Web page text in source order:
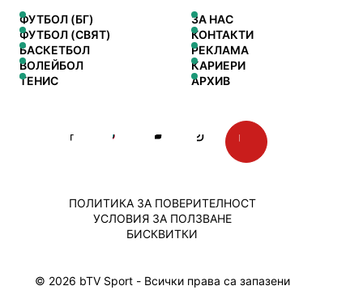
ФУТБОЛ (БГ)
ФУТБОЛ (СВЯТ)
БАСКЕТБОЛ
ВОЛЕЙБОЛ
ТЕНИС
ЗА НАС
КОНТАКТИ
РЕКЛАМА
КАРИЕРИ
АРХИВ
© 2026 bTV Sport - Всички права са запазени
ПОЛИТИКА ЗА ПОВЕРИТЕЛНОСТ
УСЛОВИЯ ЗА ПОЛЗВАНЕ
БИСКВИТКИ